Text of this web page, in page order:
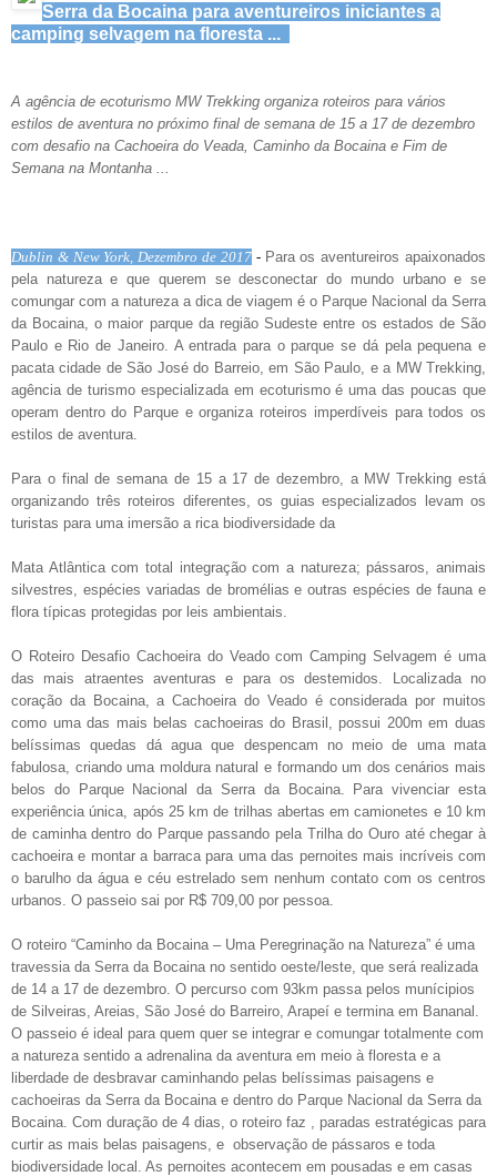
Serra da Bocaina para aventureiros iniciantes a
camping selvagem na floresta ...
A agência de ecoturismo MW Trekking organiza roteiros para vários
estilos de aventura no próximo final de semana de 15 a 17 de dezembro
com desafio na Cachoeira do Veada, Caminho da Bocaina e Fim de
Semana na Montanha ...
Dublin & New York, Dezembro de 2017- Para os aventureiros apaixonados
pela natureza e que querem se desconectar do mundo urbano e se
comungar com a natureza a dica de viagem é o Parque Nacional da Serra
da Bocaina, o maior parque da região Sudeste entre os estados de São
Paulo e Rio de Janeiro. A entrada para o parque se dá pela pequena e
pacata cidade de São José do Barreio, em São Paulo, e a MW Trekking,
agência de turismo especializada em ecoturismo é uma das poucas que
operam dentro do Parque e organiza roteiros imperdíveis para todos os
estilos de aventura.
Para o final de semana de 15 a 17 de dezembro, a MW Trekking está
organizando três roteiros diferentes, os guias especializados levam os
turistas para uma imersão a rica biodiversidade da
Mata Atlântica com total integração com a natureza; pássaros, animais
silvestres, espécies variadas de bromélias e outras espécies de fauna e
flora típicas protegidas por leis ambientais.
O Roteiro Desafio Cachoeira do Veado com Camping Selvagem é uma
das mais atraentes aventuras e para os destemidos. Localizada no
coração da Bocaina, a Cachoeira do Veado é considerada por muitos
como uma das mais belas cachoeiras do Brasil,
possui 200m em duas
belíssimas quedas dá agua que despencam no meio de uma mata
fabulosa, criando uma moldura natural e formando um dos cenários mais
belos do Parque Nacional da Serra da Bocaina. Para vivenciar esta
experiência única, após 25 km de trilhas abertas em camionetes e 10 km
de caminha dentro do Parque passando pela Trilha do Ouro até chegar à
cachoeira e montar a barraca para uma das pernoites mais incríveis com
o barulho da água e céu estrelado sem nenhum contato com os centros
urbanos. O passeio sai por R$ 709,00 por pessoa.
O roteiro “Caminho da Bocaina – Uma Peregrinação na Natureza” é uma
travessia da Serra da Bocaina no sentido oeste/leste, que será realizada
de 14 a 17 de dezembro. O percurso com 93km passa pelos munícipios
de Silveiras, Areias, São José do Barreiro, Arapeí e termina em Bananal.
O passeio é ideal para quem quer se integrar e comungar totalmente com
a natureza sentido a adrenalina da aventura em meio à floresta e a
liberdade de desbravar caminhando pelas belíssimas paisagens e
cachoeiras da Serra da Bocaina e dentro do Parque Nacional da Serra da
Bocaina. Com duração de 4 dias, o roteiro faz , paradas estratégicas para
curtir as mais belas paisagens, e observação de pássaros e toda
biodiversidade local. As pernoites acontecem em pousadas e em casas